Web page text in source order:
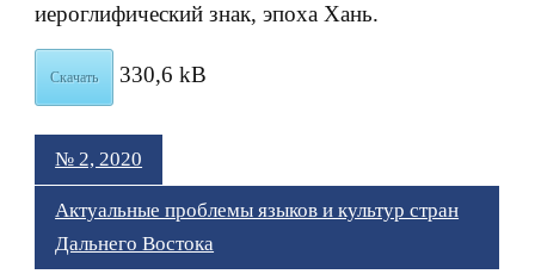
иероглифический знак, эпоха Хань.
Скачать 330,6 kB
№ 2, 2020
Актуальные проблемы языков и культур стран
Дальнего Востока